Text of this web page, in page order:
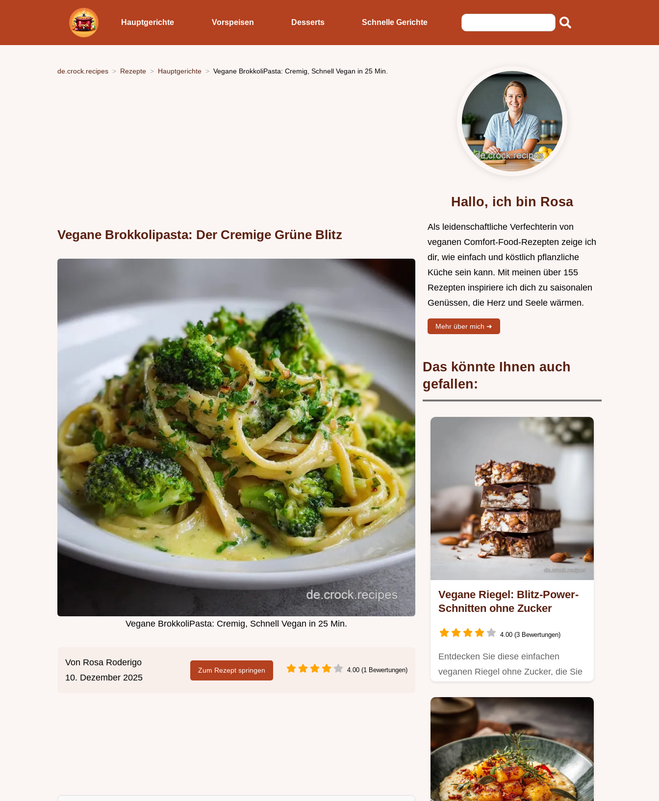
Hauptgerichte Vorspeisen Desserts Schnelle Gerichte
de.crock.recipes Rezepte Hauptgerichte Vegane BrokkoliPasta: Cremig, Schnell Vegan in 25 Min.
Vegane Brokkolipasta: Der Cremige Grüne Blitz
Vegane BrokkoliPasta: Cremig, Schnell Vegan in 25 Min.
Von Rosa Roderigo
10. Dezember 2025
Zum Rezept springen 4.00 (1 Bewertungen)
Hallo, ich bin Rosa
Als leidenschaftliche Verfechterin von
veganen Comfort-Food-Rezepten zeige ich
dir, wie einfach und köstlich pflanzliche
Küche sein kann. Mit meinen über 155
Rezepten inspiriere ich dich zu saisonalen
Genüssen, die Herz und Seele wärmen.
Mehr über mich ➜
Das könnte Ihnen auch
gefallen:
Vegane Riegel: Blitz-Power-
Schnitten ohne Zucker
4.00 (3 Bewertungen)
Entdecken Sie diese einfachen
veganen Riegel ohne Zucker, die Sie